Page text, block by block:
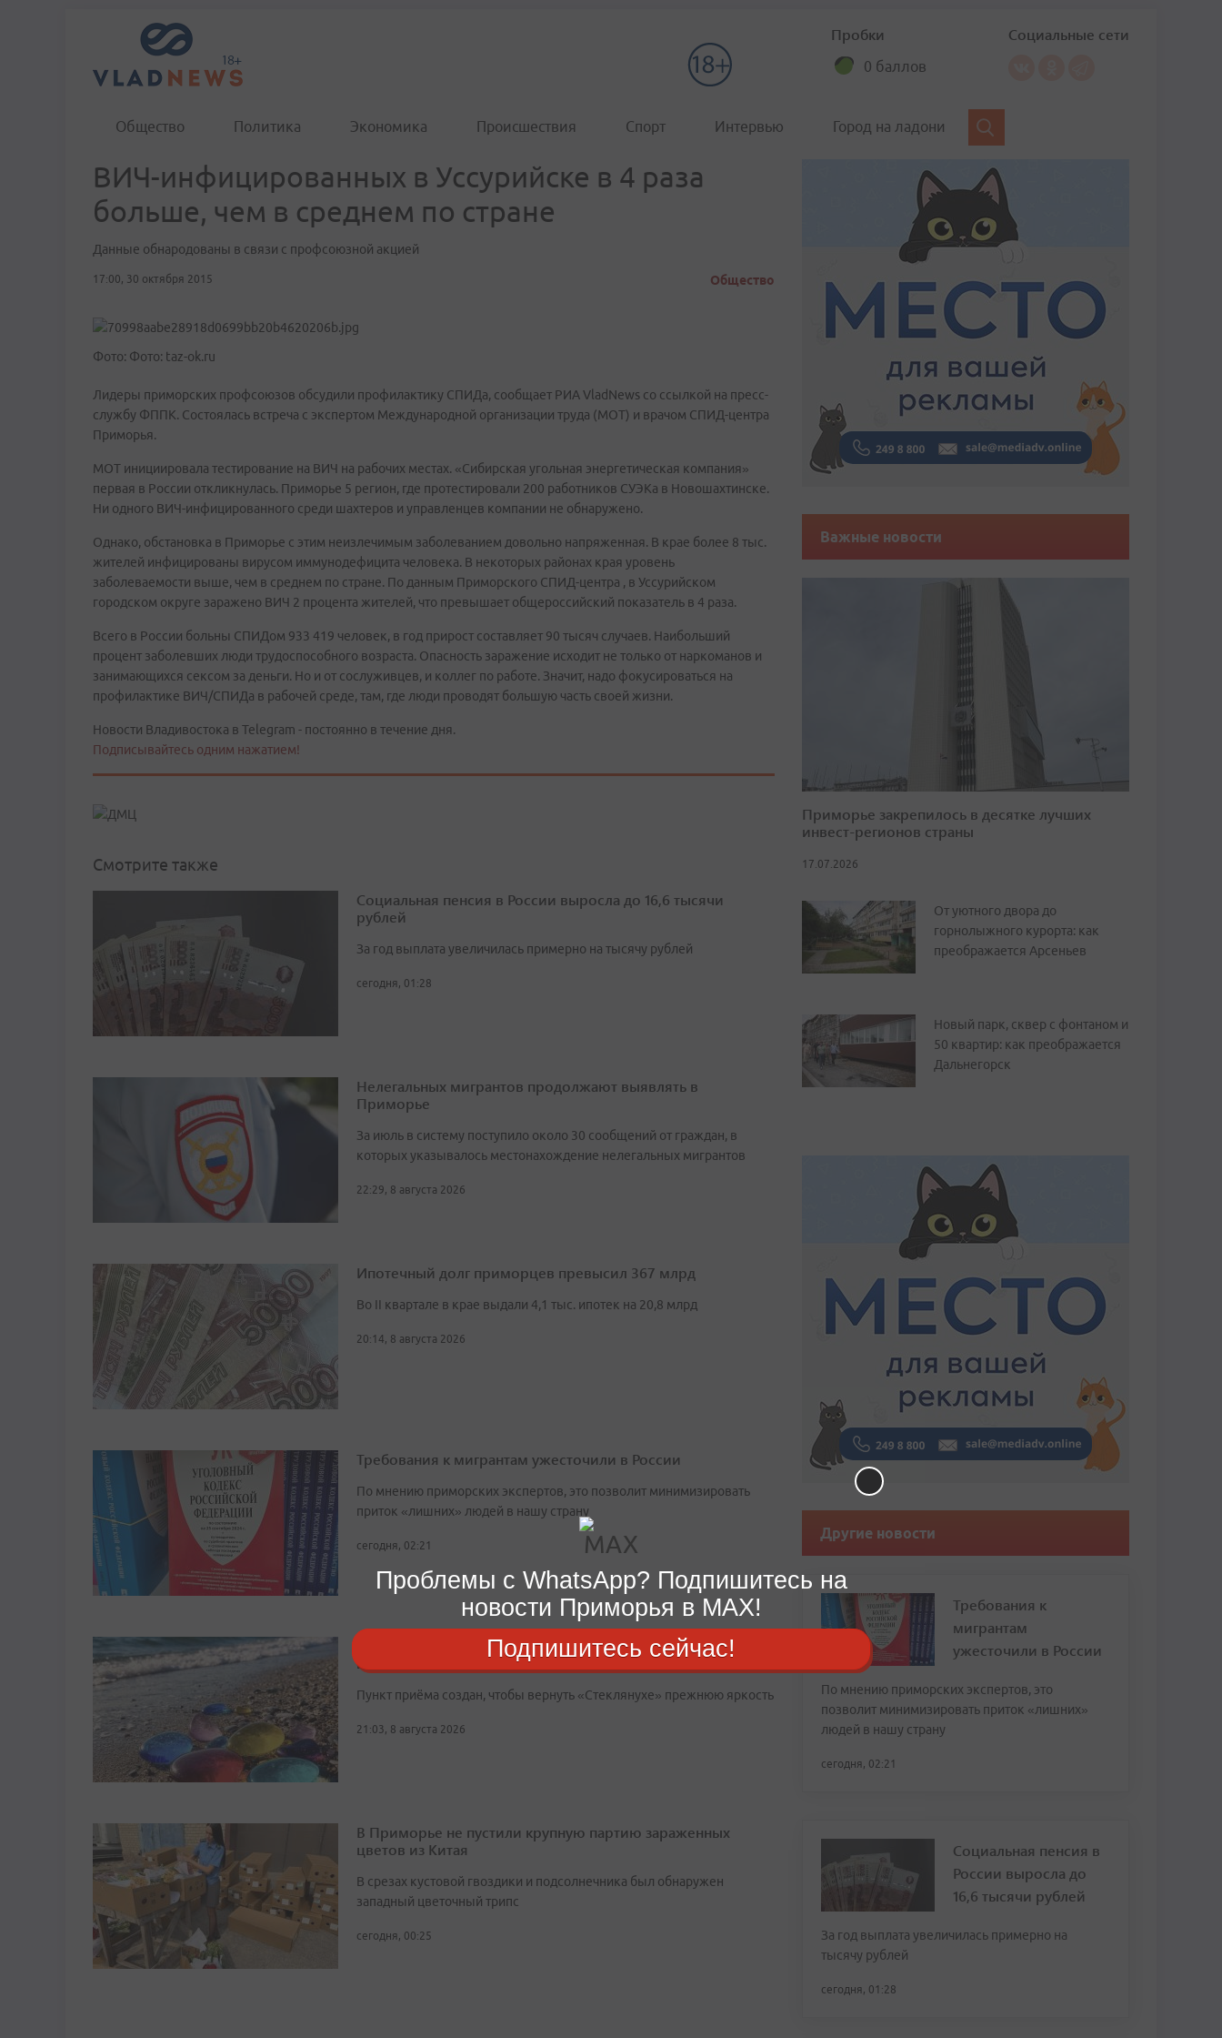
Пробки
0 баллов
Социальные сети
Общество Политика Экономика Происшествия Спорт Интервью Город на ладони
ВИЧ-инфицированных в Уссурийске в 4 раза
больше, чем в среднем по стране
Данные обнародованы в связи с профсоюзной акцией
17:00, 30 октября 2015 Общество
Фото: Фото: taz-ok.ru
Лидеры приморских профсоюзов обсудили профилактику СПИДа, сообщает РИА VladNews со ссылкой на пресс-
службу ФППК. Состоялась встреча с экспертом Международной организации труда (МОТ) и врачом СПИД-центра
Приморья.
МОТ инициировала тестирование на ВИЧ на рабочих местах. «Сибирская угольная энергетическая компания»
первая в России откликнулась. Приморье 5 регион, где протестировали 200 работников СУЭКа в Новошахтинске.
Ни одного ВИЧ-инфицированного среди шахтеров и управленцев компании не обнаружено.
Однако, обстановка в Приморье с этим неизлечимым заболеванием довольно напряженная. В крае более 8 тыс.
жителей инфицированы вирусом иммунодефицита человека. В некоторых районах края уровень
заболеваемости выше, чем в среднем по стране. По данным Приморского СПИД-центра , в Уссурийском
городском округе заражено ВИЧ 2 процента жителей, что превышает общероссийский показатель в 4 раза.
Всего в России больны СПИДом 933 419 человек, в год прирост составляет 90 тысяч случаев. Наибольший
процент заболевших люди трудоспособного возраста. Опасность заражение исходит не только от наркоманов и
занимающихся сексом за деньги. Но и от сослуживцев, и коллег по работе. Значит, надо фокусироваться на
профилактике ВИЧ/СПИДа в рабочей среде, там, где люди проводят большую часть своей жизни.
Новости Владивостока в Telegram - постоянно в течение дня.
Подписывайтесь одним нажатием!
Смотрите также
Социальная пенсия в России выросла до 16,6 тысячи
рублей
За год выплата увеличилась примерно на тысячу рублей
сегодня, 01:28
Нелегальных мигрантов продолжают выявлять в
Приморье
За июль в систему поступило около 30 сообщений от граждан, в
которых указывалось местонахождение нелегальных мигрантов
22:29, 8 августа 2026
Ипотечный долг приморцев превысил 367 млрд
Во II квартале в крае выдали 4,1 тыс. ипотек на 20,8 млрд
20:14, 8 августа 2026
Требования к мигрантам ужесточили в России
По мнению приморских экспертов, это позволит минимизировать
приток «лишних» людей в нашу страну
сегодня, 02:21
Блогер из Владивостока собирает стекло для
восстановления бухты Стеклянной
Пункт приёма создан, чтобы вернуть «Стеклянухе» прежнюю яркость
21:03, 8 августа 2026
В Приморье не пустили крупную партию зараженных
цветов из Китая
В срезах кустовой гвоздики и подсолнечника был обнаружен
западный цветочный трипс
сегодня, 00:25
Важные новости
Приморье закрепилось в десятке лучших
инвест-регионов страны
17.07.2026
От уютного двора до
горнолыжного курорта: как
преображается Арсеньев
Новый парк, сквер с фонтаном и
50 квартир: как преображается
Дальнегорск
Другие новости
Требования к
мигрантам
ужесточили в России
По мнению приморских экспертов, это
позволит минимизировать приток «лишних»
людей в нашу страну
сегодня, 02:21
Социальная пенсия в
России выросла до
16,6 тысячи рублей
За год выплата увеличилась примерно на
тысячу рублей
сегодня, 01:28
Проблемы с WhatsApp? Подпишитесь на
новости Приморья в MAX!
Подпишитесь сейчас!